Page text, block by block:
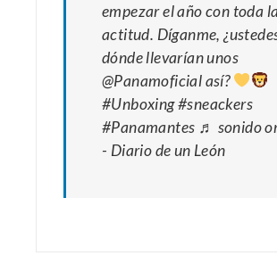
empezar el año con toda
actitud. Díganme,
dónde llevarían unos
@Panamoficial así?
#Unboxing#sneackers
#Panamantes ♬ sonido
- Diario de un León